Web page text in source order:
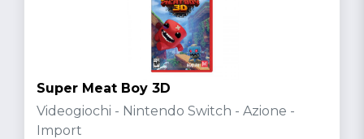
Super Meat Boy 3D
Videogiochi - Nintendo Switch - Azione -
Import